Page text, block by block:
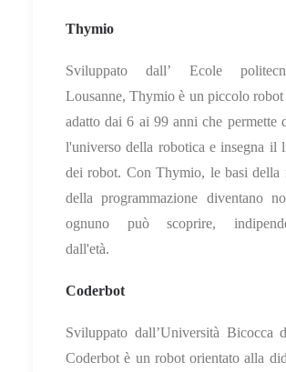
Thymio
Sviluppato dall’ Ecole
Lousanne, Thymio è un piccolo robot
adatto dai 6 ai 99 anni che permette
l'universo della robotica e insegna il
dei robot. Con Thymio, le basi della
della programmazione diventano
ognuno può scoprire,
dall'età.
Coderbot
Sviluppato dall’Università Bicocca
Coderbot è un robot orientato alla